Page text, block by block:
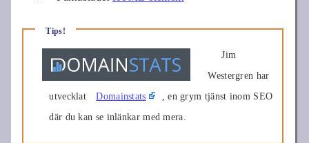
Tips!
Jim
Westergren har
utvecklat
Domainstats
, en grym tjänst inom SEO
där du kan se inlänkar med mera.